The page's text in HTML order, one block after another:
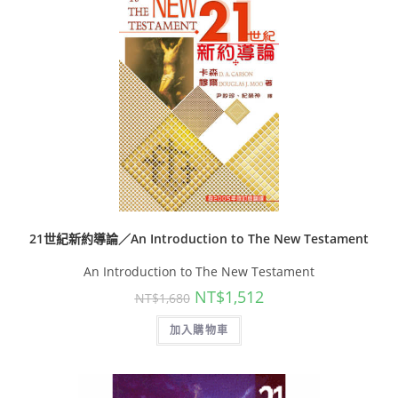
21世紀新約導論／An Introduction to The New Testament
An Introduction to The New Testament
NT$1,680 NT$1,512
加入購物車